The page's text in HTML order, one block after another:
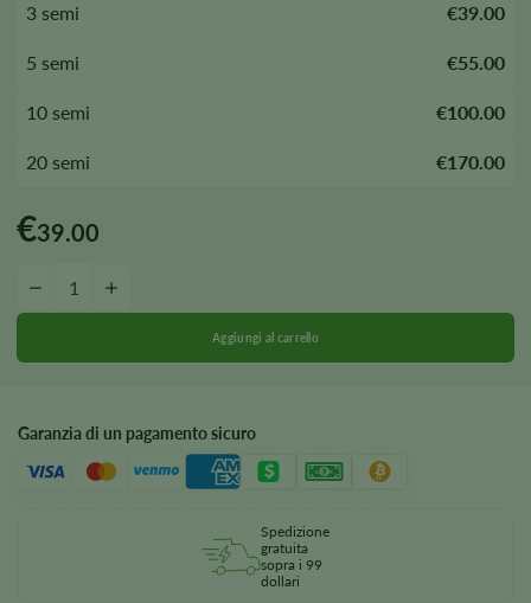
3 semi €39.00
5 semi €55.00
10 semi €100.00
20 semi €170.00
€39.00
Garanzia di un pagamento sicuro
Spedizione
gratuita
sopra i 99
dollari